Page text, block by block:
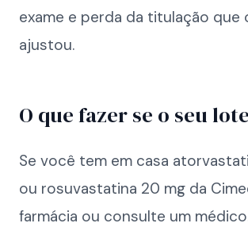
exame e perda da titulação que
ajustou.
O que fazer se o seu
Se você tem em casa
ou rosuvastatina 20 mg da
farmácia ou consulte um